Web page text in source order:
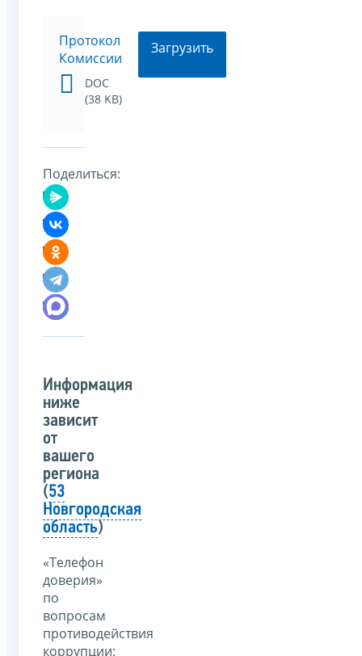
Протокол
Комиссии
DOC
(38 KB)
Загрузить
Поделиться:
Информация
ниже
зависит
от
вашего
региона
(53
Новгородская
область)
«Телефон
доверия»
по
вопросам
противодействия
коррупции: